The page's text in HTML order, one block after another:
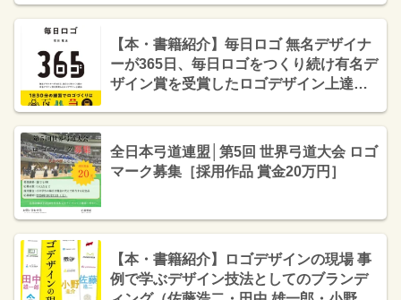
【本・書籍紹介】毎日ロゴ 無名デザイナ
ーが365日、毎日ロゴをつくり続け有名デ
ザイン賞を受賞したロゴデザイン上達法
全日本弓道連盟│第5回 世界弓道大会 ロゴ
マーク募集［採用作品 賞金20万円］
【本・書籍紹介】ロゴデザインの現場 事
例で学ぶデザイン技法としてのブランデ